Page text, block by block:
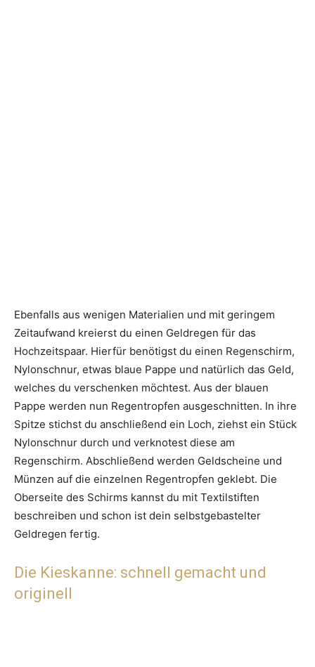
Ebenfalls aus wenigen Materialien und mit geringem
Zeitaufwand kreierst du einen Geldregen für das
Hochzeitspaar. Hierfür benötigst du einen Regenschirm,
Nylonschnur, etwas blaue Pappe und natürlich das Geld,
welches du verschenken möchtest. Aus der blauen
Pappe werden nun Regentropfen ausgeschnitten. In ihre
Spitze stichst du anschließend ein Loch, ziehst ein Stück
Nylonschnur durch und verknotest diese am
Regenschirm. Abschließend werden Geldscheine und
Münzen auf die einzelnen Regentropfen geklebt. Die
Oberseite des Schirms kannst du mit Textilstiften
beschreiben und schon ist dein selbstgebastelter
Geldregen fertig.
Die Kieskanne: schnell gemacht und
originell